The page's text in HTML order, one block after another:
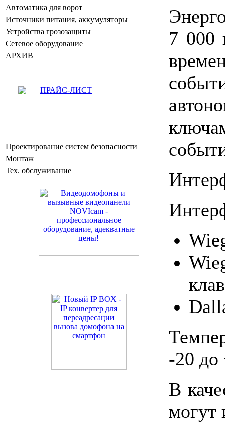
Автоматика для ворот
Источники питания, аккумуляторы
Устройства грозозащиты
Сетевое оборудование
АРХИВ
ПРАЙС-ЛИСТ
Проектирование систем безопасности
Монтаж
Тех. обслуживание
7 000
-20 до
В
могут